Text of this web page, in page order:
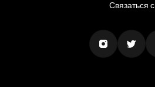
Связаться с